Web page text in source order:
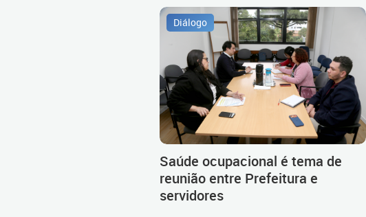
Diálogo
Saúde ocupacional é tema de
reunião entre Prefeitura e
servidores